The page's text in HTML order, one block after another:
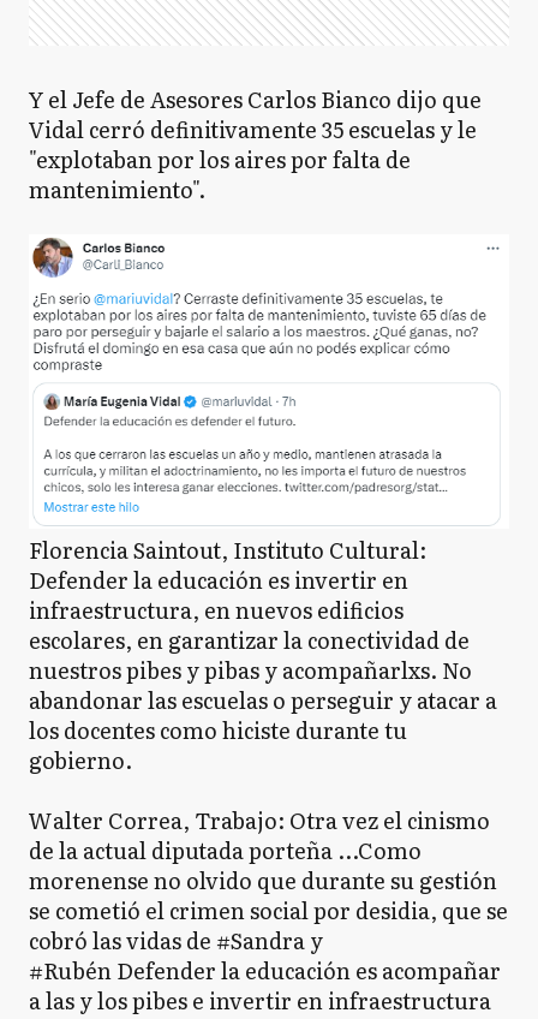
Y el Jefe de Asesores Carlos Bianco dijo que
Vidal cerró definitivamente 35 escuelas y le
"explotaban por los aires por falta de
mantenimiento".
Florencia Saintout, Instituto Cultural:
Defender la educación es invertir en
infraestructura, en nuevos edificios
escolares, en garantizar la conectividad de
nuestros pibes y pibas y acompañarlxs. No
abandonar las escuelas o perseguir y atacar a
los docentes como hiciste durante tu
gobierno.
Walter Correa, Trabajo: Otra vez el cinismo
de la actual diputada porteña ...Como
morenense no olvido que durante su gestión
se cometió el crimen social por desidia, que se
cobró las vidas de #Sandra y
#Rubén Defender la educación es acompañar
a las y los pibes e invertir en infraestructura